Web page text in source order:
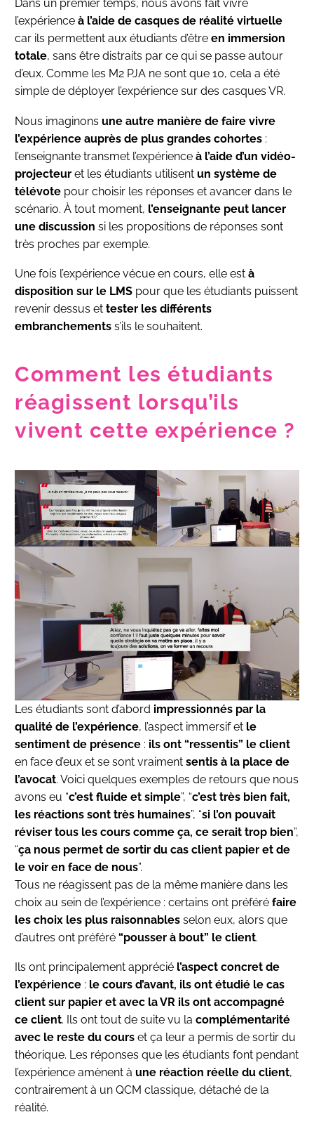
Dans un premier temps, nous avons fait vivre
l’expérience à l’aide de casques de réalité virtuelle
car ils permettent aux étudiants d’être en immersion
totale, sans être distraits par ce qui se passe autour
d’eux. Comme les M2 PJA ne sont que 10, cela a été
simple de déployer l’expérience sur des casques VR.
Nous imaginons une autre manière de faire vivre
l’expérience auprès de plus grandes cohortes :
l’enseignante transmet l’expérience à l’aide d’un vidéo-
projecteur et les étudiants utilisent un système de
télévote pour choisir les réponses et avancer dans le
scénario. À tout moment, l’enseignante peut lancer
une discussion si les propositions de réponses sont
très proches par exemple.
Une fois l’expérience vécue en cours, elle est à
disposition sur le LMS pour que les étudiants puissent
revenir dessus et tester les différents
embranchements s’ils le souhaitent.
Comment les étudiants
réagissent lorsqu’ils
vivent cette expérience ?
Les étudiants sont d’abord impressionnés par la
qualité de l’expérience, l’aspect immersif et le
sentiment de présence : ils ont “ressentis” le client
en face d’eux et se sont vraiment sentis à la place de
l’avocat. Voici quelques exemples de retours que nous
avons eu “c’est fluide et simple”, “c’est très bien fait,
les réactions sont très humaines”, “si l’on pouvait
réviser tous les cours comme ça, ce serait trop bien”,
“ça nous permet de sortir du cas client papier et de
le voir en face de nous”.
Tous ne réagissent pas de la même manière dans les
choix au sein de l’expérience : certains ont préféré faire
les choix les plus raisonnables selon eux, alors que
d’autres ont préféré “pousser à bout” le client.
Ils ont principalement apprécié l’aspect concret de
l’expérience : le cours d’avant, ils ont étudié le cas
client sur papier et avec la VR ils ont accompagné
ce client. Ils ont tout de suite vu la complémentarité
avec le reste du cours et ça leur a permis de sortir du
théorique. Les réponses que les étudiants font pendant
l’expérience amènent à une réaction réelle du client,
contrairement à un QCM classique, détaché de la
réalité.